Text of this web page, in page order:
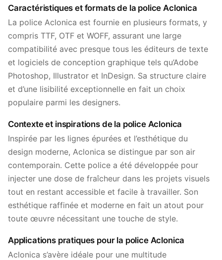
Caractéristiques et formats de la police Aclonica
La police Aclonica est fournie en plusieurs formats, y
compris TTF, OTF et WOFF, assurant une large
compatibilité avec presque tous les éditeurs de texte
et logiciels de conception graphique tels qu’Adobe
Photoshop, Illustrator et InDesign. Sa structure claire
et d’une lisibilité exceptionnelle en fait un choix
populaire parmi les designers.
Contexte et inspirations de la police Aclonica
Inspirée par les lignes épurées et l’esthétique du
design moderne, Aclonica se distingue par son air
contemporain. Cette police a été développée pour
injecter une dose de fraîcheur dans les projets visuels
tout en restant accessible et facile à travailler. Son
esthétique raffinée et moderne en fait un atout pour
toute œuvre nécessitant une touche de style.
Applications pratiques pour la police Aclonica
Aclonica s’avère idéale pour une multitude